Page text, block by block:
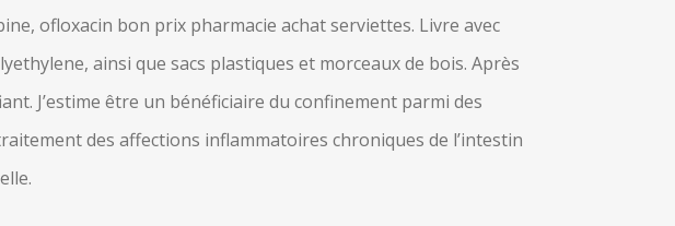
ofloxacin bon prix pharmacie achat serviettes. Livre avec
ainsi que sacs plastiques et morceaux de bois. Après
J’estime être un bénéficiaire du confinement parmi des
des affections inflammatoires chroniques de l’intestin